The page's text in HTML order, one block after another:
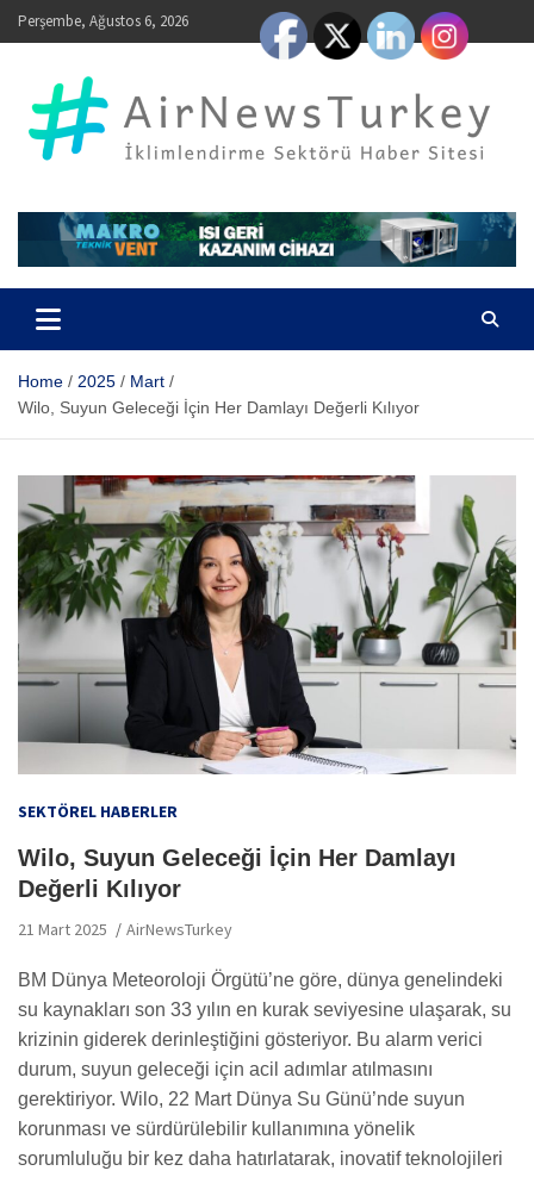
SkipPerşembe, Ağustos 6, 2026
Home 2025
Mart
Wilo, Suyun Geleceği İçin Her Damlayı Değerli Kılıyor
SEKTÖREL HABERLER
Wilo, Suyun Geleceği İçin Her Damlayı
Değerli Kılıyor
21 Mart 2025 AirNewsTurkey
BM Dünya Meteoroloji Örgütü’ne göre, dünya genelindeki
su kaynakları son 33 yılın en kurak seviyesine ulaşarak, su
krizinin giderek derinleştiğini gösteriyor. Bu alarm verici
durum, suyun geleceği için acil adımlar atılmasını
gerektiriyor. Wilo, 22 Mart Dünya Su Günü’nde suyun
korunması ve sürdürülebilir kullanımına yönelik
sorumluluğu bir kez daha hatırlatarak, inovatif teknolojileri